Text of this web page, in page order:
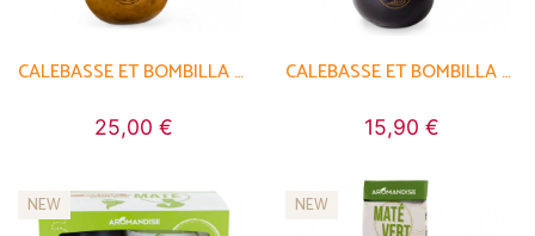
CALEBASSE ET BOMBILLA POUR MATÉ
25,00 €
CALEBASSE ET BOMBILLA POUR MATÉ
15,90 €
NEW NEW